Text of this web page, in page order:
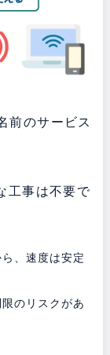
前のサービス
工事は不要で
、速度は安定
のリスクがあ